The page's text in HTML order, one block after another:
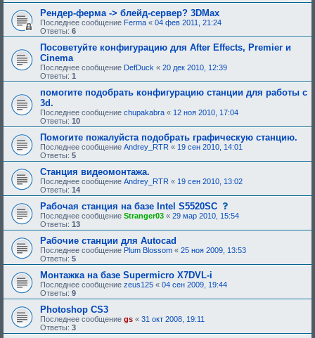
н
и
н
е
е
о
р
н
и
:
Рендер-ферма -> блейд-сервер? 3DMax
Последнее сообщение Ferma « 04 фев 2011, 21:24
Ответы: 6
Посоветуйте конфигурацию для After Effects, Premier и
Cinema
Последнее сообщение DefDuck « 20 дек 2010, 12:39
Ответы: 1
помогите подобрать конфигурацию станции для работы с
3d.
Последнее сообщение chupakabra « 12 ноя 2010, 17:04
Ответы: 10
Помогите пожалуйста подобрать графическую станцию.
Последнее сообщение Andrey_RTR « 19 сен 2010, 14:01
Ответы: 5
Станция видеомонтажа.
Последнее сообщение Andrey_RTR « 19 сен 2010, 13:02
Ответы: 14
Рабочая станция на базе Intel S5520SC
о
о
б
е
н
и
р
Последнее сообщение Stranger03 « 29 мар 2010, 15:54
Ответы: 13
Рабочие станции для Autocad
Последнее сообщение Plum Blossom « 25 ноя 2009, 13:53
Ответы: 5
Монтажка на базе Supermicro X7DVL-i
Последнее сообщение zeus125 « 04 сен 2009, 19:44
Ответы: 9
Photoshop CS3
Последнее сообщение gs « 31 окт 2008, 19:11
Ответы: 3